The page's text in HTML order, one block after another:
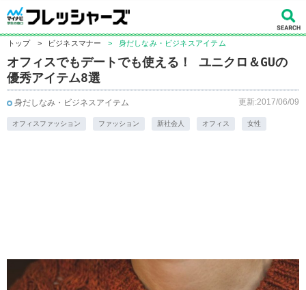
トップ > ビジネスマナー > 身だしなみ・ビジネスアイテム
オフィスでもデートでも使える！ ユニクロ＆GUの
優秀アイテム8選
身だしなみ・ビジネスアイテム 更新:2017/06/09
オフィスファッション ファッション 新社会人 オフィス 女性